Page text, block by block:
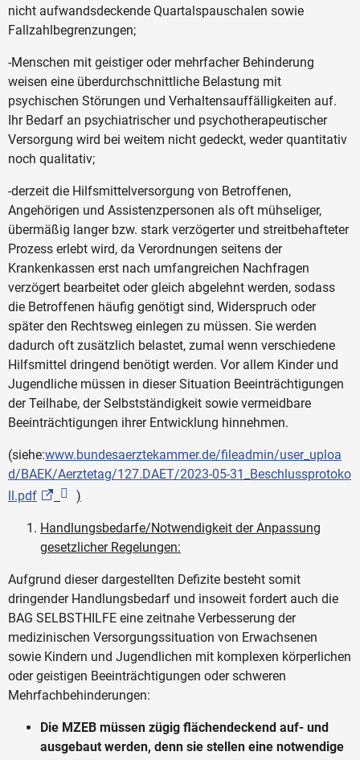
nicht aufwandsdeckende Quartalspauschalen sowie
Fallzahlbegrenzungen;
-Menschen mit geistiger oder mehrfacher Behinderung
weisen eine überdurchschnittliche Belastung mit
psychischen Störungen und Verhaltensauffälligkeiten auf.
Ihr Bedarf an psychiatrischer und psychotherapeutischer
Versorgung wird bei weitem nicht gedeckt, weder quantitativ
noch qualitativ;
-derzeit die Hilfsmittelversorgung von Betroffenen,
Angehörigen und Assistenzpersonen als oft mühseliger,
übermäßig langer bzw. stark verzögerter und streitbehafteter
Prozess erlebt wird, da Verordnungen seitens der
Krankenkassen erst nach umfangreichen Nachfragen
verzögert bearbeitet oder gleich abgelehnt werden, sodass
die Betroffenen häufig genötigt sind, Widerspruch oder
später den Rechtsweg einlegen zu müssen. Sie werden
dadurch oft zusätzlich belastet, zumal wenn verschiedene
Hilfsmittel dringend benötigt werden. Vor allem Kinder und
Jugendliche müssen in dieser Situation Beeinträchtigungen
der Teilhabe, der Selbstständigkeit sowie vermeidbare
Beeinträchtigungen ihrer Entwicklung hinnehmen.
(siehe:www.bundesaerztekammer.de/fileadmin/user_uploa
d/BAEK/Aerztetag/127.DAET/2023-05-31_Beschlussprotoko
ll.pdf
)
Handlungsbedarfe/Notwendigkeit der Anpassung
gesetzlicher Regelungen:
Aufgrund dieser dargestellten Defizite besteht somit
dringender Handlungsbedarf und insoweit fordert auch die
BAG SELBSTHILFE eine zeitnahe Verbesserung der
medizinischen Versorgungssituation von Erwachsenen
sowie Kindern und Jugendlichen mit komplexen körperlichen
oder geistigen Beeinträchtigungen oder schweren
Mehrfachbehinderungen:
Die MZEB müssen zügig flächendeckend auf- und
ausgebaut werden, denn sie stellen eine notwendige